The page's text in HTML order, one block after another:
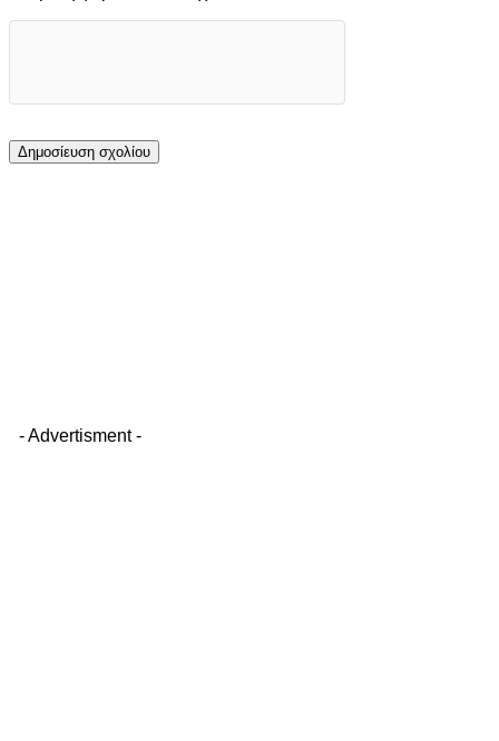
- Advertisment -